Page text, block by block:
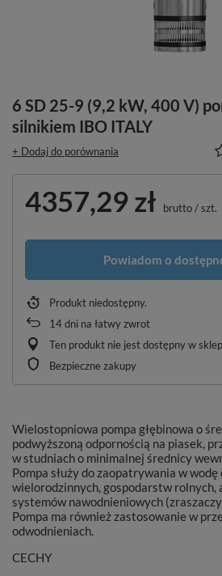
6 SD 25-9 (9,2 kW, 400 V)
silnikiem IBO ITALY
+ Dodaj do porównania
4357,29 zł brutto/szt.
Powiadom o
Produkt niedostępny
14dni na łatwy zwrot
Ten produkt nie jest dostępny w
Bezpieczne zakupy
Wielostopniowa pompa głębinowa o
podwyższoną odpornością na piasek,
w studniach o minimalnej średnicy
Pompa służy do zaopatrywania w wodę
wielorodzinnych, gospodarstw rolnych,
systemów nawodnieniowych
Pompa ma również zastosowanie w
odwodnieniach.
CECHY